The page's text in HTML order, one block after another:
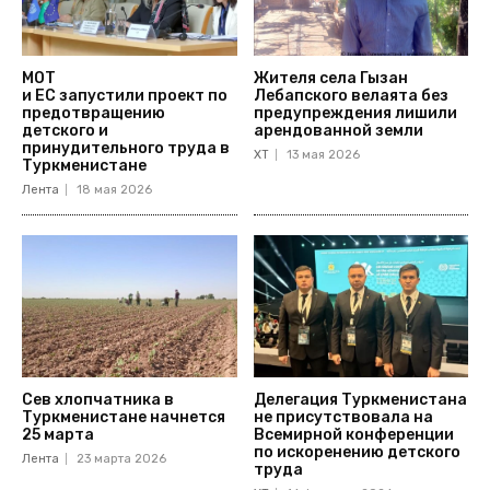
МОТ
и ЕС запустили проект по
предотвращению
детского и
принудительного труда в
Туркменистане
Лента 18 мая 2026
Жителя села Гызан
Лебапского велаята без
предупреждения лишили
арендованной земли
ХТ 13 мая 2026
Сев хлопчатника в
Туркменистане начнется
25 марта
Лента 23 марта 2026
Делегация Туркменистана
не присутствовала на
Всемирной конференции
по искоренению детского
труда